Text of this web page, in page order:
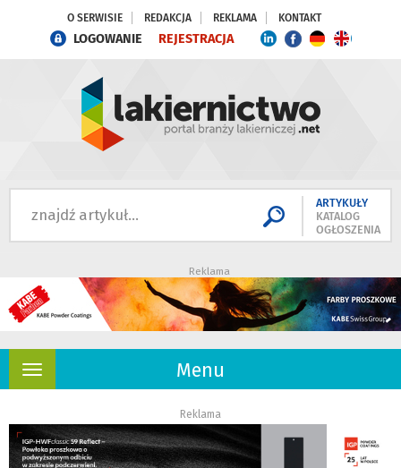
O SERWISIE REDAKCJA REKLAMA KONTAKT
LOGOWANIE REJESTRACJA
ARTYKUŁY
KATALOG
OGŁOSZENIA
Reklama
Menu
Rozwiń
Reklama